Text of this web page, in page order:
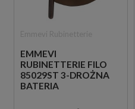
EMMEVI
RUBINETTERIE FILO
85029ST 3-DROŻNA
BATERIA